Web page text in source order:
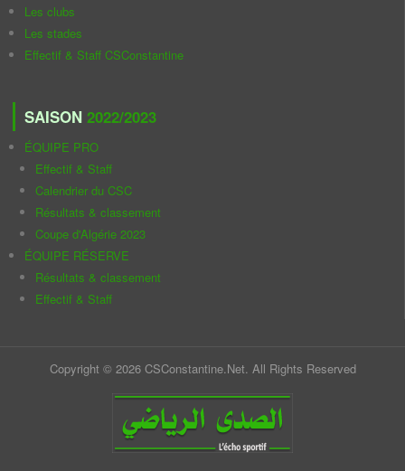
Les clubs
Les stades
Effectif & Staff CSConstantine
SAISON 2022/2023
ÉQUIPE PRO
Effectif & Staff
Calendrier du CSC
Résultats & classement
Coupe d'Algérie 2023
ÉQUIPE RÉSERVE
Résultats & classement
Effectif & Staff
Copyright © 2026 CSConstantine.Net. All Rights Reserved